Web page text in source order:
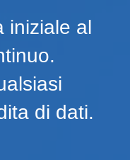
iniziale al
di dati.